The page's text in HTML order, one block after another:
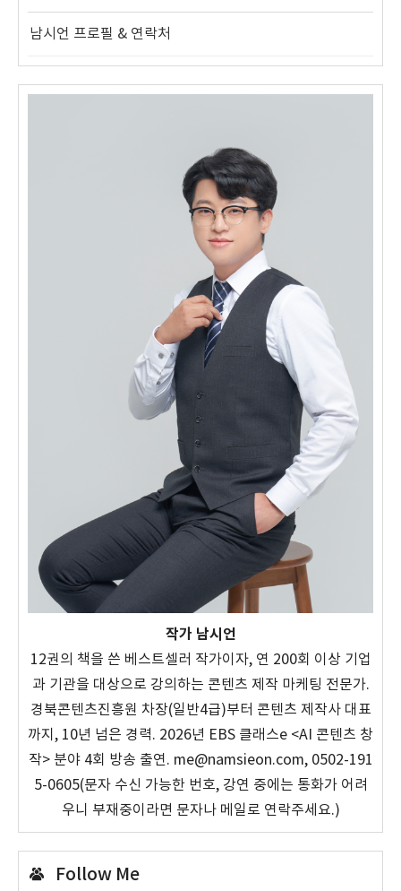
남시언 프로필 & 연락처
작가 남시언
12권의 책을 쓴 베스트셀러 작가이자, 연 200회 이상 기업
과 기관을 대상으로 강의하는 콘텐츠 제작 마케팅 전문가.
경북콘텐츠진흥원 차장(일반4급)부터 콘텐츠 제작사 대표
까지, 10년 넘은 경력. 2026년 EBS 클래스e <AI 콘텐츠 창
작> 분야 4회 방송 출연. me@namsieon.com, 0502-191
5-0605(문자 수신 가능한 번호, 강연 중에는 통화가 어려
우니 부재중이라면 문자나 메일로 연락주세요.)
Follow Me